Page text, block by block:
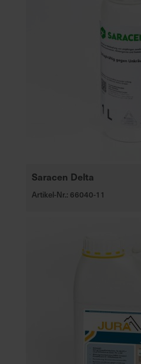
Saracen Delta
Artikel-Nr.: 66040-11